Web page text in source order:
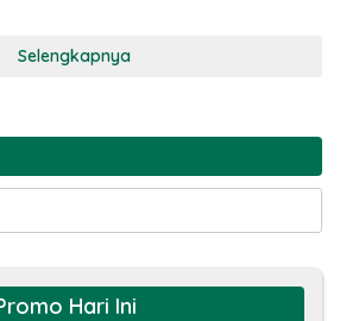
Selengkapnya
Hari Ini